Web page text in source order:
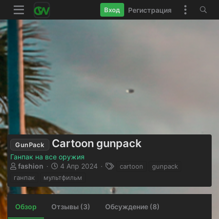
Вход Регистрация
GunPack Cartoon gunpack
Ганпак на все оружия
А
в
о
р
fashion
Д
а
а
4 Апр 2024
Т
и
cartoon
gunpack
ганпак
мультфильм
Обзор Отзывы (3) Обсуждение (8)